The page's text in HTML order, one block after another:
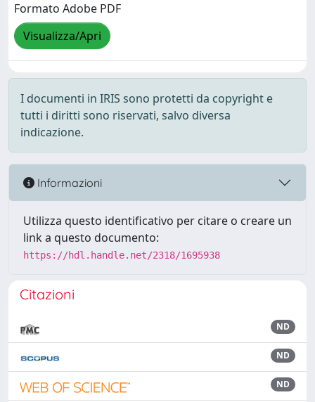
Formato Adobe PDF
Visualizza/Apri
I documenti in IRIS sono protetti da copyright e
tutti i diritti sono riservati, salvo diversa
indicazione.
Informazioni
Utilizza questo identificativo per citare o creare un
link a questo documento:
https://hdl.handle.net/2318/1695938
Citazioni
ND
ND
ND